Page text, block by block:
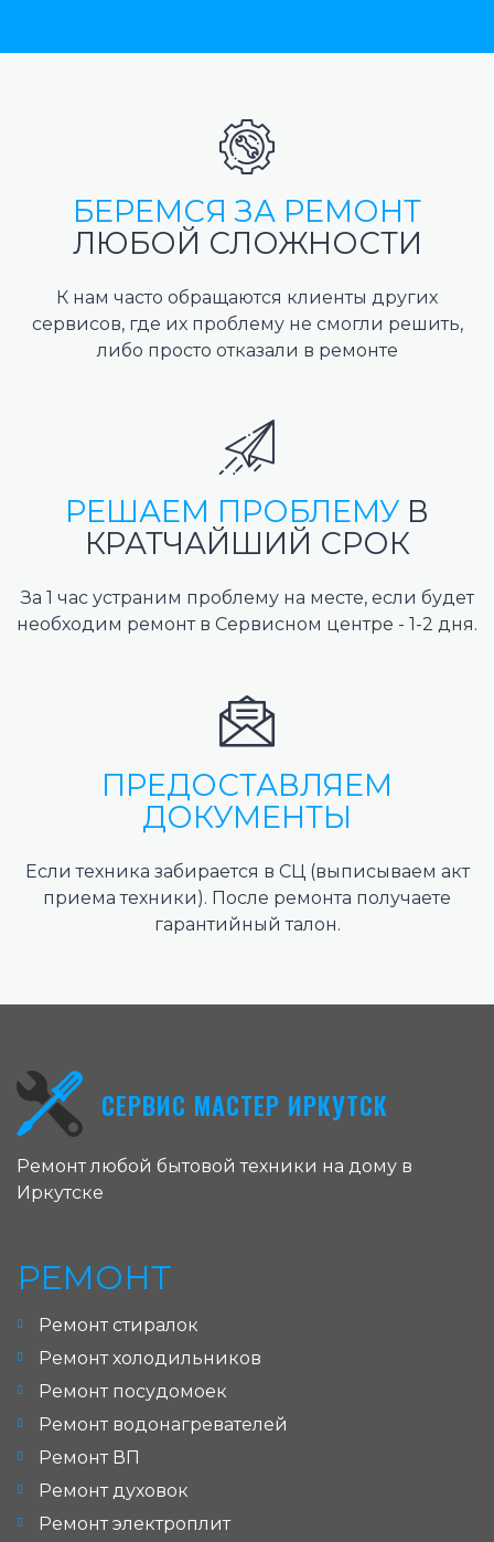
БЕРЕМСЯ ЗА РЕМОНТ
ЛЮБОЙ СЛОЖНОСТИ
К нам часто обращаются клиенты других
сервисов, где их проблему не смогли решить,
либо просто отказали в ремонте
РЕШАЕМ ПРОБЛЕМУ В
КРАТЧАЙШИЙ СРОК
За 1 час устраним проблему на месте, если будет
необходим ремонт в Сервисном центре - 1-2 дня.
ПРЕДОСТАВЛЯЕМ
ДОКУМЕНТЫ
Если техника забирается в СЦ (выписываем акт
приема техники). После ремонта получаете
гарантийный талон.
СЕРВИС МАСТЕР ИРКУТСК
Ремонт любой бытовой техники на дому в
Иркутске
РЕМОНТ
Ремонт стиралок
Ремонт холодильников
Ремонт посудомоек
Ремонт водонагревателей
Ремонт ВП
Ремонт духовок
Ремонт электроплит